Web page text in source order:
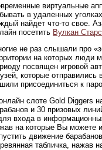
виртуальные
в удаленных
найдет что-то свое.
посетить Вулкан
не раз слышали про
на которых люди
посвящен игровой
которые
присоединиться к
слоте Gold Diggers
и 30 призовых
входа в
на которые Вы можете
движение
табличка, нажав